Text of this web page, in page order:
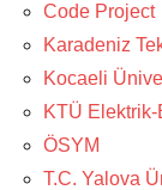
Code Project
Karadeniz
Kocaeli
KTÜ
ÖSYM
T.C. Yalova